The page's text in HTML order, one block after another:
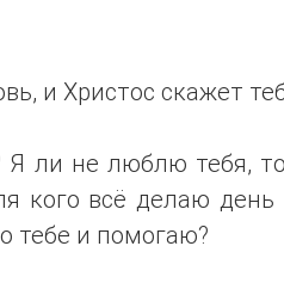
и Христос скажет
ли не люблю тебя,
кого всё делаю день
тебе и помогаю?